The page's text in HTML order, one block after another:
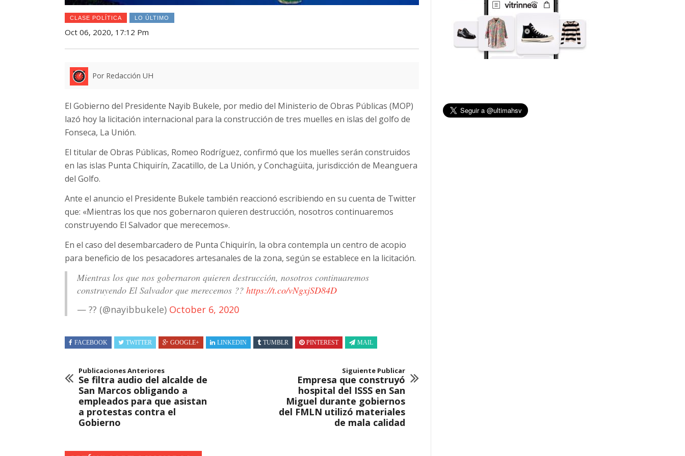
CLASE POLÍTICA LO ÚLTIMO
Oct 06, 2020, 17:12 Pm
Por Redacción UH
El Gobierno del Presidente Nayib Bukele, por medio del Ministerio de Obras Públicas (MOP)
lazó hoy la licitación internacional para la construcción de tres muelles en islas del golfo de
Fonseca, La Unión.
El titular de Obras Públicas, Romeo Rodríguez, confirmó que los muelles serán construidos
en las islas Punta Chiquirín, Zacatillo, de La Unión, y Conchagüita, jurisdicción de Meanguera
del Golfo.
Ante el anuncio el Presidente Bukele también reaccionó escribiendo en su cuenta de Twitter
que: «Mientras los que nos gobernaron quieren destrucción, nosotros continuaremos
construyendo El Salvador que merecemos».
En el caso del desembarcadero de Punta Chiquirín, la obra contempla un centro de acopio
para beneficio de los pesacadores artesanales de la zona, según se establece en la licitación.
Mientras los que nos gobernaron quieren destrucción, nosotros continuaremos
construyendo El Salvador que merecemos ?? https://t.co/vNgxjSD84D
— ?? (@nayibbukele) October 6, 2020
FACEBOOK TWITTER GOOGLE+ LINKEDIN TUMBLR PINTEREST MAIL
Publicaciones Anteriores
Se filtra audio del alcalde de
San Marcos obligando a
empleados para que asistan
a protestas contra el
Gobierno
Siguiente Publicar
Empresa que construyó
hospital del ISSS en San
Miguel durante gobiernos
del FMLN utilizó materiales
de mala calidad